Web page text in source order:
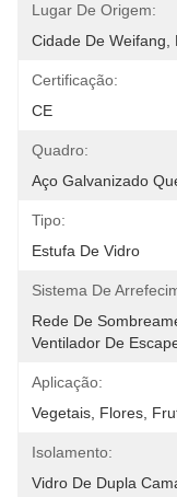
Lugar De Origem:
Cidade De Weifang,
Certificação:
CE
Quadro:
Aço Galvanizado
Tipo:
Estufa De Vidro
Sistema De
Rede De
Ventilador De
Aplicação:
Vegetais, Flores,
Isolamento:
Vidro De Dupla